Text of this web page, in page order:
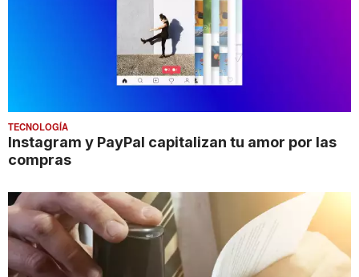
TECNOLOGÍA
Instagram y PayPal capitalizan tu amor por las
compras